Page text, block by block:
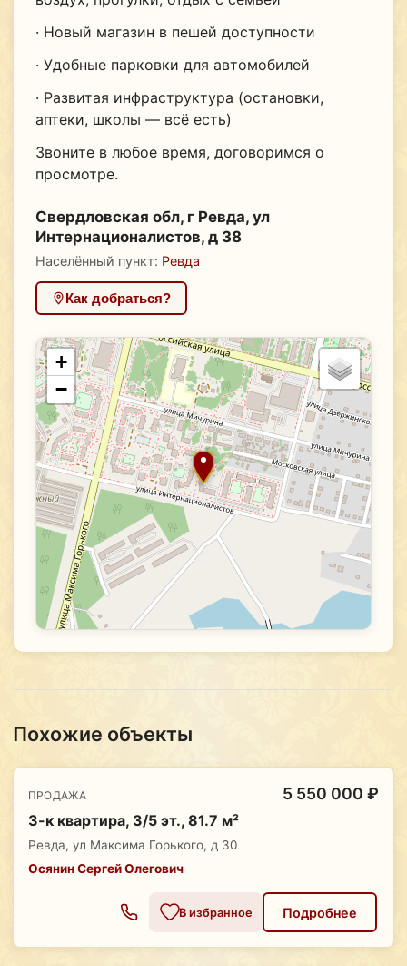
· Новый магазин в пешей доступности
· Удобные парковки для автомобилей
· Развитая инфраструктура (остановки,
аптеки, школы — всё есть)
Звоните в любое время, договоримся о
просмотре.
Свердловская обл, г Ревда, ул
Интернационалистов, д 38
Населённый пункт: Ревда
Как добраться?
+
−
Похожие объекты
ПРОДАЖА 5 550 000 ₽
3-к квартира, 3/5 эт., 81.7 м²
Ревда, ул Максима Горького, д 30
Осянин Сергей Олегович
В избранное Подробнее